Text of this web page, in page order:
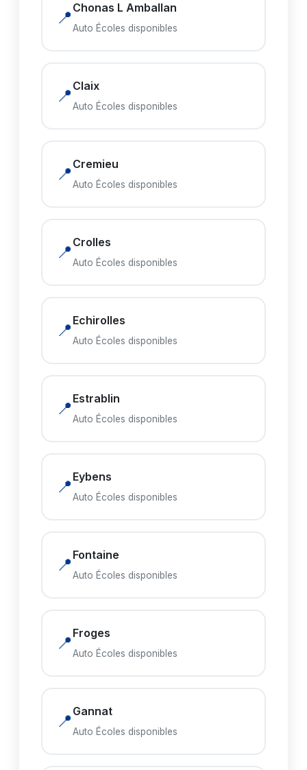
📍 Chonas L Amballan
Auto Écoles disponibles
📍 Claix
Auto Écoles disponibles
📍 Cremieu
Auto Écoles disponibles
📍 Crolles
Auto Écoles disponibles
📍 Echirolles
Auto Écoles disponibles
📍 Estrablin
Auto Écoles disponibles
📍 Eybens
Auto Écoles disponibles
📍 Fontaine
Auto Écoles disponibles
📍 Froges
Auto Écoles disponibles
📍 Gannat
Auto Écoles disponibles